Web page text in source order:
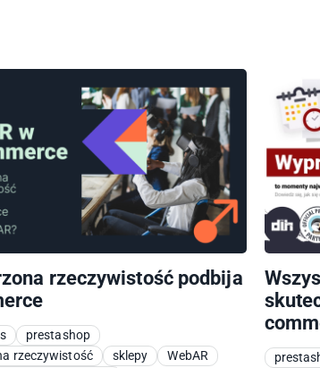
rzeczywistość podbija
prestashop
rzeczywistość
sklepy
WebAR